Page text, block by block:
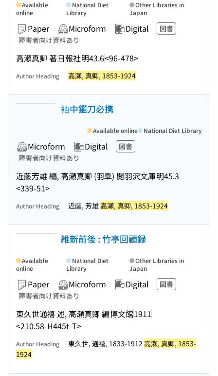
Paper Microform Digital
図書
障害者向け資料あり
高瀬真卿 著日報社明43.6<96-478>
Available
online
National Diet
Library
Other Libraries in
Japan
Author Heading 高瀬, 真卿, 1853-1924
袖中鑑刀必携
Microform Digital
図書
障害者向け資料あり
近藤芳雄 編, 高瀬真卿 (羽皐) 閲羽沢文庫明45.3
<339-51>
Available online National Diet Library
Author Heading 近藤, 芳雄 高瀬, 真卿, 1853-1924
維新前後 : 竹亭回顧録
Paper Microform Digital
図書
障害者向け資料あり
東久世通禧 述, 高瀬真卿 編博文館1911
<210.58-H445t-T>
Available
online
National Diet
Library
Other Libraries in
Japan
Author Heading 東久世, 通禧, 1833-1912 高瀬, 真卿, 1853-
1924